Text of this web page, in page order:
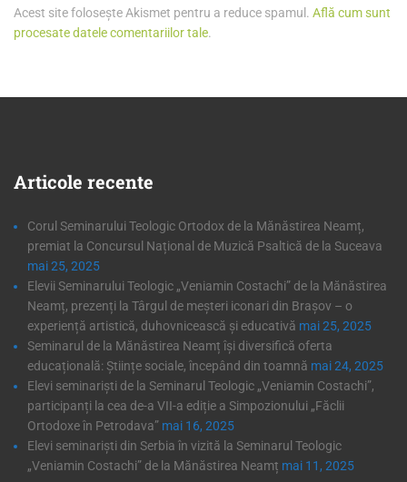
Acest site folosește Akismet pentru a reduce spamul. Află cum sunt
procesate datele comentariilor tale.
Articole recente
Corul Seminarului Teologic Ortodox de la Mănăstirea Neamț,
premiat la Concursul Național de Muzică Psaltică de la Suceava
mai 25, 2025
Elevii Seminarului Teologic „Veniamin Costachi” de la Mănăstirea
Neamț, prezenți la Târgul de meșteri iconari din Brașov – o
experiență artistică, duhovnicească și educativă mai 25, 2025
Seminarul de la Mănăstirea Neamț își diversifică oferta
educațională: Științe sociale, începând din toamnă mai 24, 2025
Elevi seminariști de la Seminarul Teologic „Veniamin Costachi”,
participanți la cea de-a VII-a ediție a Simpozionului „Făclii
Ortodoxe în Petrodava” mai 16, 2025
Elevi seminariști din Serbia în vizită la Seminarul Teologic
„Veniamin Costachi” de la Mănăstirea Neamț mai 11, 2025